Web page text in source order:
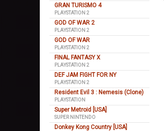
GRAN TURISMO 4
PLAYSTATION 2
GOD OF WAR 2
PLAYSTATION 2
GOD OF WAR
PLAYSTATION 2
FINAL FANTASY X
PLAYSTATION 2
DEF JAM FIGHT FOR NY
PLAYSTATION 2
Resident Evil 3 : Nemesis (Clone)
PLAYSTATION
Super Metroid [USA]
SUPER NINTENDO
Donkey Kong Country [USA]